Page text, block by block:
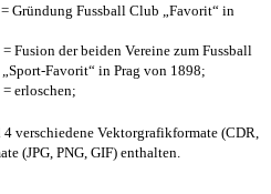
= Gründung Fussball Club „Favorit“ in
= Fusion der beiden Vereine zum Fussball
Favorit“ in Prag von 1898;
= erloschen;
verschiedene Vektorgrafikformate (CDR,
(JPG, PNG, GIF) enthalten.